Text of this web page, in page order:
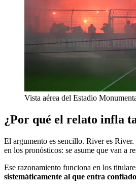
Vista aérea del Estadio
¿Por qué el relato infla
El argumento es sencillo. River es
en los pronósticos: se asume que van a
Ese razonamiento funciona en los
sistemáticamente al que entra